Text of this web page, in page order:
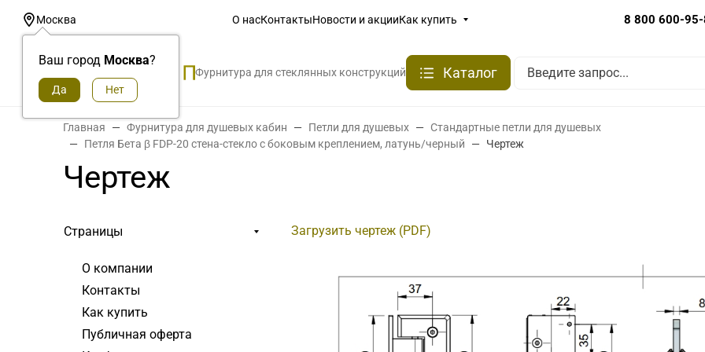
Москва
Ваш город Москва?
О насКонтактыНовости и акцииКак купить 8 800 600-
Фурнитура для стеклянных конструкций Каталог
Главная Фурнитура для душевых кабин Петли для душевых
Стандартные петли для душевых
Петля Бета β FDP-20 стена-стекло с боковым креплением, латунь/черный
Чертеж
Чертеж
Страницы
О компании
Контакты
Как купить
Публичная оферта
Загрузить чертеж (PDF)